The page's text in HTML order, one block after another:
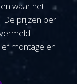
waar het
De prijzen per
montage en